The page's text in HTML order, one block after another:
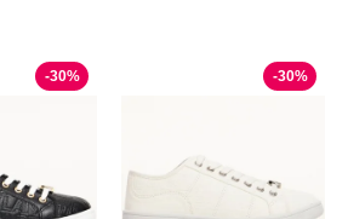
-30% -30%